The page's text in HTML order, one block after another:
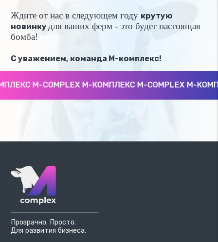
Ждите от нас в следующем году крутую
новинкудля ваших ферм - это будет настоящая
бомба!
С уважением, команда М-комплекс!
M-COMPLEX М-КОМПЛЕКС M-COMPLEX М-
Прозрачно. Просто.
Для развития бизнеса.